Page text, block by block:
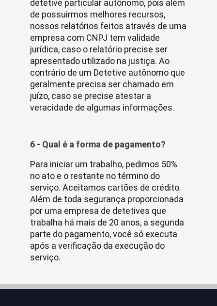
detetive particular autônomo, pois além
de possuirmos melhores recursos,
nossos relatórios feitos através de uma
empresa com CNPJ tem validade
jurídica, caso o relatório precise ser
apresentado utilizado na justiça. Ao
contrário de um Detetive autônomo que
geralmente precisa ser chamado em
juízo, caso se precise atestar a
veracidade de algumas informações.
6 - Qual é a forma de pagamento?
Para iniciar um trabalho, pedimos 50%
no ato e o restante no término do
serviço. Aceitamos cartões de crédito.
Além de toda segurança proporcionada
por uma empresa de detetives que
trabalha há mais de 20 anos, a segunda
parte do pagamento, você só executa
após a verificação da execução do
serviço.